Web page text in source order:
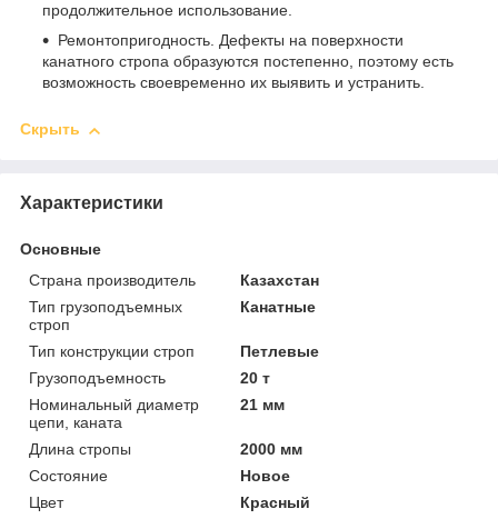
продолжительное использование.
Ремонтопригодность. Дефекты на поверхности
канатного стропа образуются постепенно, поэтому есть
возможность своевременно их выявить и устранить.
Скрыть
Характеристики
Основные
Страна производитель
Казахстан
Тип грузоподъемных
строп
Канатные
Тип конструкции строп
Петлевые
Грузоподъемность
20 т
Номинальный диаметр
цепи, каната
21 мм
Длина стропы
2000 мм
Состояние
Новое
Цвет
Красный